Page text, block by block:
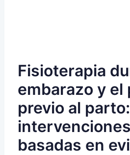
Fisioterapia
embarazo y el
previo al parto:
basadas en